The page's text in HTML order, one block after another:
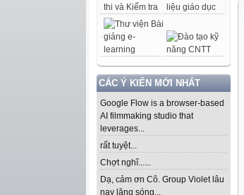
CÁC Ý KIẾN MỚI NHẤT
Google Flow is a browser-based
AI filmmaking studio that
leverages...
rất tuyệt...
Chợt nghĩ......
Dạ, cảm ơn Cô. Group Violet lâu
nay lặng sóng...